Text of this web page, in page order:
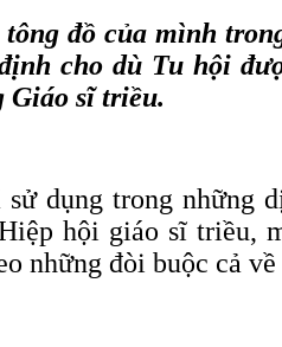
đồ của mình
cho dù Tu hội
Giáo sĩ triều.
dụng trong những
hội giáo sĩ triều,
những đòi buộc cả